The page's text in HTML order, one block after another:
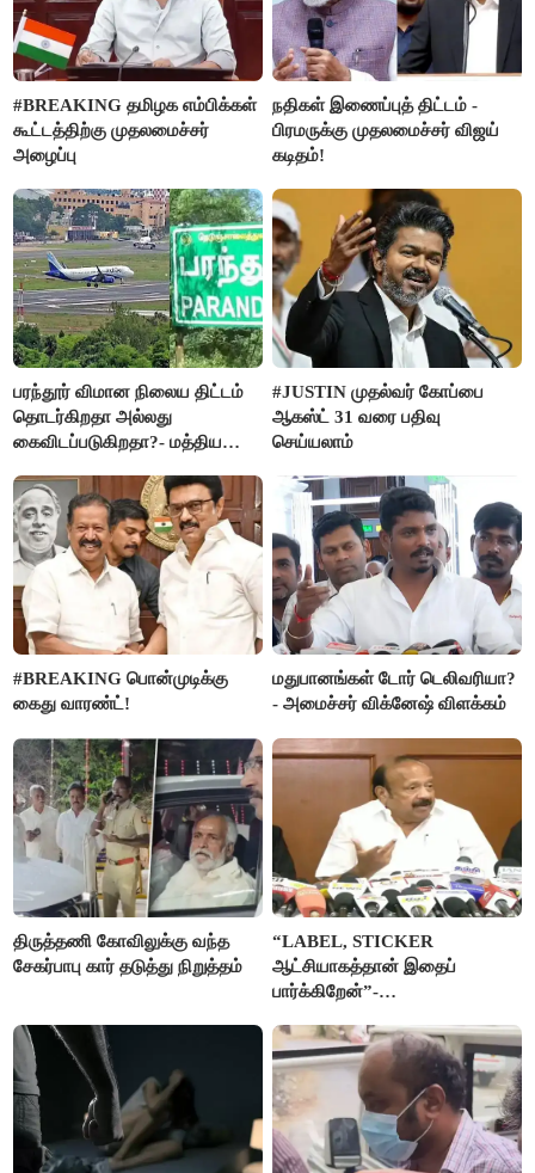
#BREAKING தமிழக எம்பிக்கள்
கூட்டத்திற்கு முதலமைச்சர்
அழைப்பு
நதிகள் இணைப்புத் திட்டம் -
பிரமருக்கு முதலமைச்சர் விஜய்
கடிதம்!
பரந்தூர் விமான நிலைய திட்டம்
தொடர்கிறதா அல்லது
கைவிடப்படுகிறதா?- மத்திய
#JUSTIN முதல்வர் கோப்பை
ஆகஸ்ட் 31 வரை பதிவு
செய்யலாம்
#BREAKING பொன்முடிக்கு
கைது வாரண்ட்!
மதுபானங்கள் டோர் டெலிவரியா?
- அமைச்சர் விக்னேஷ் விளக்கம்
திருத்தணி கோவிலுக்கு வந்த
சேகர்பாபு கார் தடுத்து நிறுத்தம்
“LABEL, STICKER
ஆட்சியாகத்தான் இதைப்
பார்க்கிறேன்”-